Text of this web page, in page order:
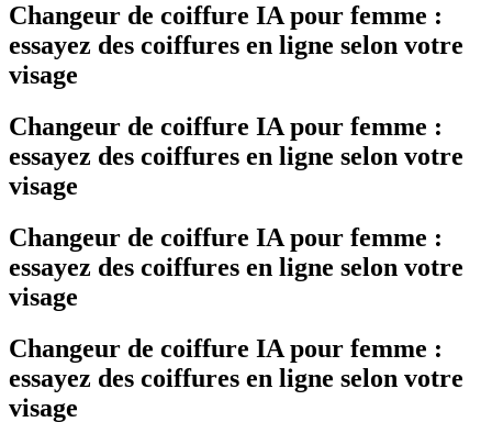
Changeur de coiffure IA pour femme :
essayez des coiffures en ligne selon votre
visage
Changeur de coiffure IA pour femme :
essayez des coiffures en ligne selon votre
visage
Changeur de coiffure IA pour femme :
essayez des coiffures en ligne selon votre
visage
Changeur de coiffure IA pour femme :
essayez des coiffures en ligne selon votre
visage